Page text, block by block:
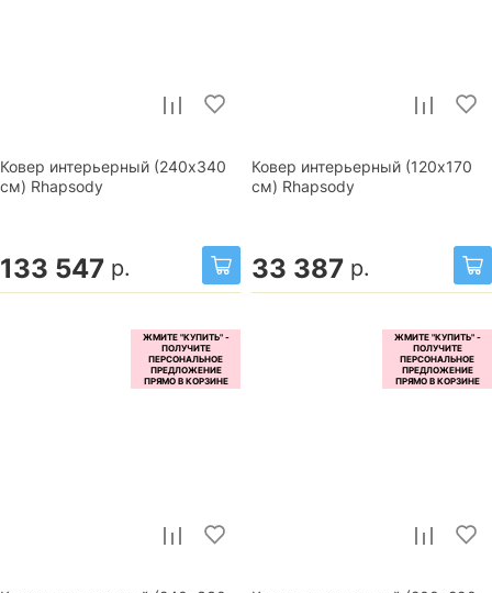
Ковер интерьерный (240x340
см) Rhapsody
133 547 р.
Ковер интерьерный (120x170
см) Rhapsody
33 387 р.